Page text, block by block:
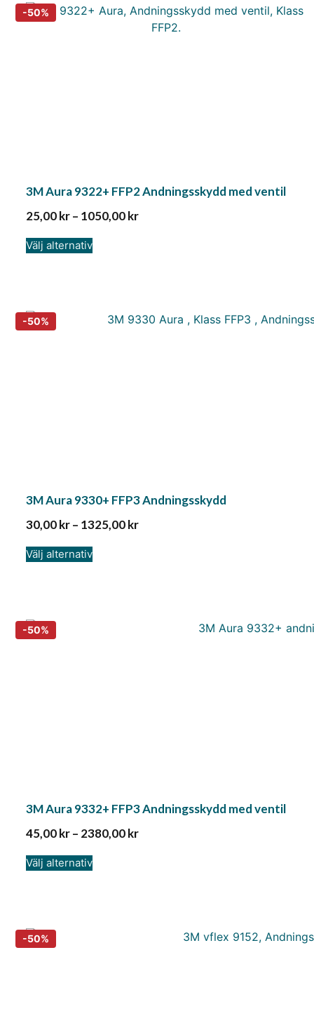
3M Aura 9322+ FFP2 Andningsskydd med ventil
25,00kr– 1050,00kr
Välj alternativ
3M Aura 9330+ FFP3 Andningsskydd
30,00kr– 1325,00kr
Välj alternativ
3M Aura 9332+ FFP3 Andningsskydd med ventil
45,00kr– 2380,00kr
Välj alternativ